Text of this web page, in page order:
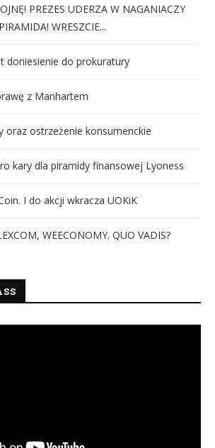
PREZES UDERZA W NAGANIACZY
WRESZCIE...
doniesienie do prokuratury
z Manhartem
oraz ostrzeżenie konsumenckie
kary dla piramidy finansowej Lyoness
I do akcji wkracza UOKiK
WEECONOMY. QUO VADIS?